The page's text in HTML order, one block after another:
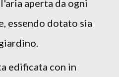
aperta da ogni
essendo dotato sia
edificata con in